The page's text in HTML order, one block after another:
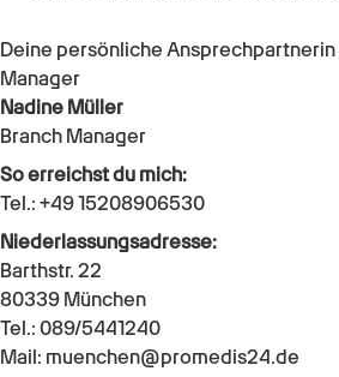
Deine persönliche Ansprechpartnerin
Manager
Nadine Müller
Branch Manager
So erreichst du mich:
Tel.: +49 15208906530
Niederlassungsadresse:
Barthstr. 22
80339 München
Tel.: 089/5441240
Mail: muenchen@promedis24.de